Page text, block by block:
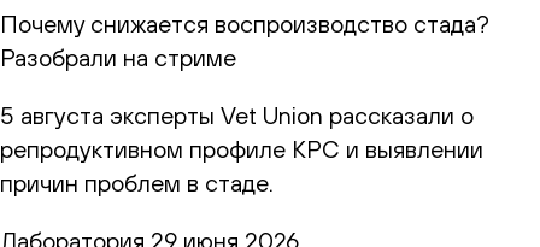
Почему снижается воспроизводство стада?
Разобрали на стриме
5 августа эксперты Vet Union рассказали о
репродуктивном профиле КРС и выявлении
причин проблем в стаде.
Лаборатория 29 июня 2026